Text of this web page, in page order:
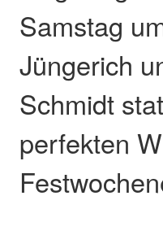
Samstag
Jüngerich
Schmidt
perfekten